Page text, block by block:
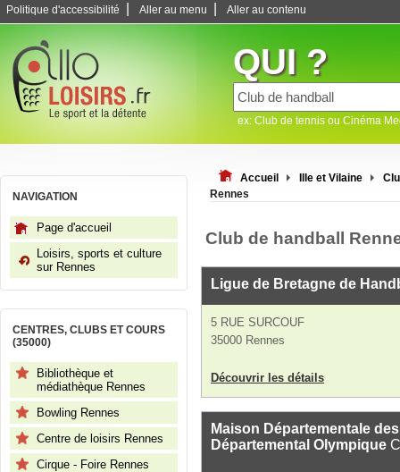
Politique d'accessibilité Aller au menu Aller au contenu
QUI ?
ex: Club de tennis ou Cinéma
NAVIGATION
Page d'accueil
Loisirs, sports et culture
sur Rennes
CENTRES, CLUBS ET COURS
(35000)
Bibliothèque et
médiathèque Rennes
Bowling Rennes
Centre de loisirs Rennes
Cirque - Foire Rennes
Accueil Ille et Vilaine
Rennes
Club de handball
Ligue de Bretagne de
5 RUE SURCOUF
35000 Rennes
Découvrir les détails
Maison Départementale
Départemental Olympique